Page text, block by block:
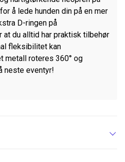
å lede hunden din på en mer
D-ringen på
at du alltid har praktisk tilbehør
fleksibilitet kan
metall roteres 360° og
neste eventyr!